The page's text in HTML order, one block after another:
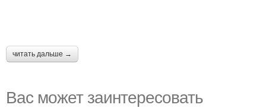
читать дальше →
Вас может заинтересовать